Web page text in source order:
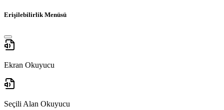
Erişilebilirlik Menüsü
Ekran Okuyucu
Seçili Alan Okuyucu